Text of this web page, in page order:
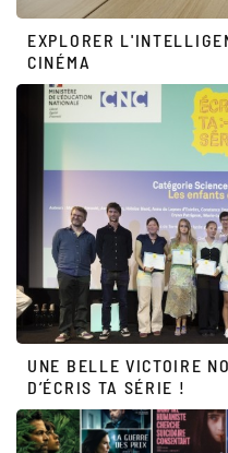
EXPLORER
CINÉMA
UNE BELLE VICTOIRE
D’ÉCRIS TA SÉRIE !